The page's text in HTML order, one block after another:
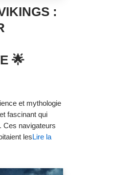
:
🌟
et mythologie
fascinant qui
Ces navigateurs
lesLire la